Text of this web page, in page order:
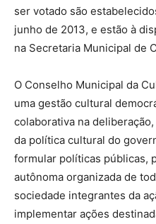
ser votado são
junho de 2013, e estão à
na Secretaria Municipal de
O Conselho Municipal da
uma gestão cultural
colaborativa na
da política cultural do
formular políticas públicas,
autônoma organizada de
sociedade integrantes da
implementar ações